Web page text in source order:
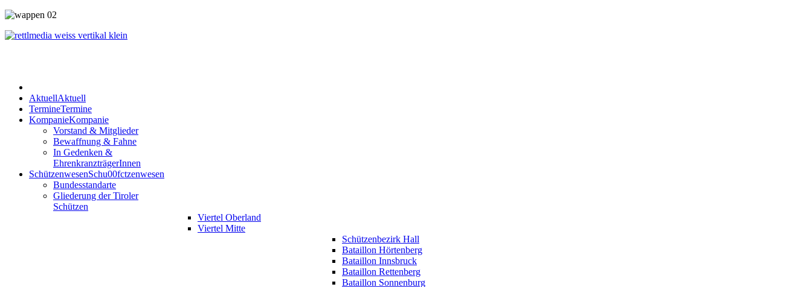
AktuellAktuell
TermineTermine
KompanieKompanie
Vorstand & Mitglieder
Bewaffnung & Fahne
In Gedenken &
EhrenkranzträgerInnen
SchützenwesenSchu00fctzenwesen
Bundesstandarte
Gliederung der Tiroler
Schützen
Viertel Oberland
Viertel Mitte
Schützenbezirk Hall
Bataillon Hörtenberg
Bataillon Innsbruck
Bataillon Rettenberg
Bataillon Sonnenburg